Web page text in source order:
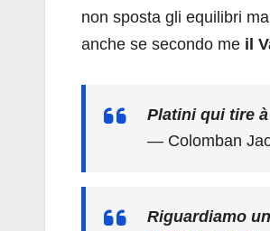
non sposta gli equilibri
anche se secondo me il
Platini qui tire
— Colomban
Riguardiamo